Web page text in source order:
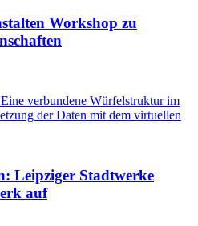
Workshop zu
Leipziger Stadtwerke
auf